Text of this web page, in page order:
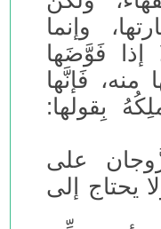
وإنما
إذا فَوَّضَها
فَإنَّها
بِقولها:
على
يحتاج إلى